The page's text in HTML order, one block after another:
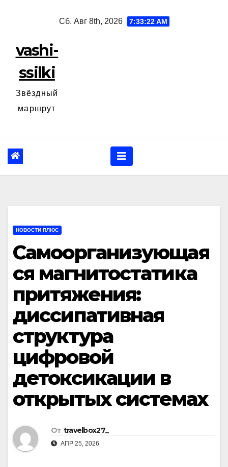
Сб. Авг 8th, 2026 7:33:23 AM
vashi-
ssilki
Звёздный
маршрут
НОВОСТИ ПЛЮС
Самоорганизующая
ся магнитостатика
притяжения:
диссипативная
структура
цифровой
детоксикации в
открытых системах
От travelbox27_
АПР 25, 2026